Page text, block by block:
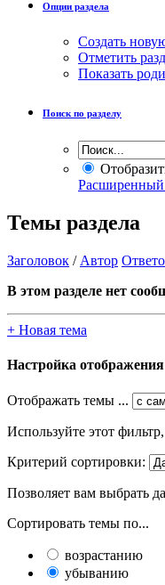
Опции раздела
Создать
Отметить
Показать
Поиск по разделу
Темы раздела
Заголовок / Автор
В этом разделе нет
+ Новая тема
Настройка
Отображать темы ...
Используйте этот
Критерий сортировки:
Позволяет вам выбрать
Сортировать темы по...
возрастанию
убыванию